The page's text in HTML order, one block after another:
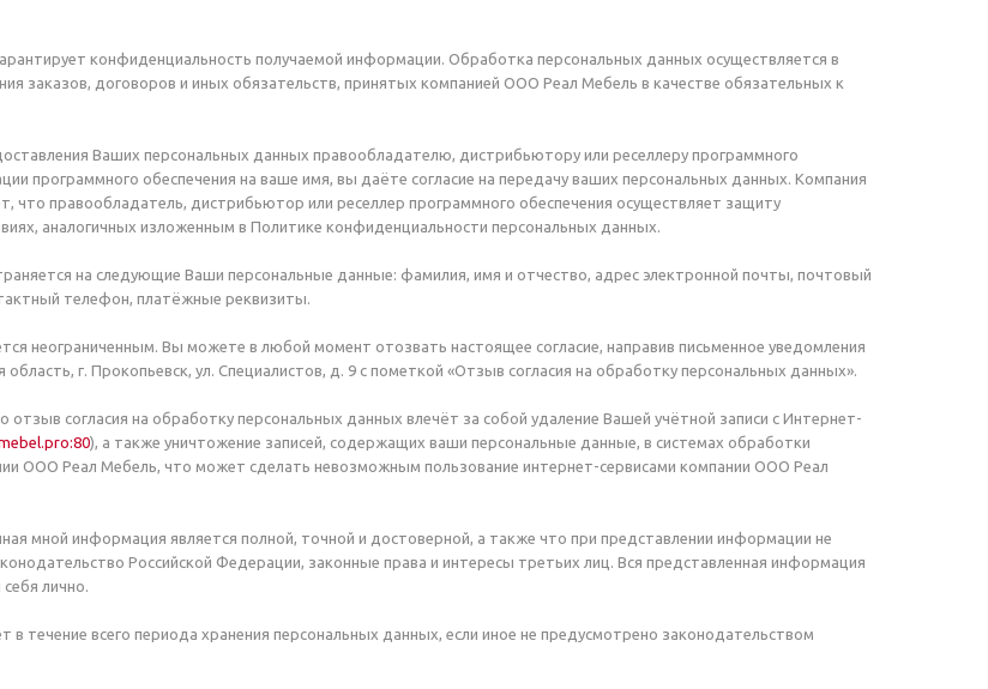
конфиденциальность получаемой информации. Обработка персональных данных осуществляется в
заказов, договоров и иных обязательств, принятых компанией ООО Реал Мебель в качестве обязательных к
Ваших персональных данных правообладателю, дистрибьютору или реселлеру программного
программного обеспечения на ваше имя, вы даёте согласие на передачу ваших персональных данных. Компания
что правообладатель, дистрибьютор или реселлер программного обеспечения осуществляет защиту
аналогичных изложенным в Политике конфиденциальности персональных данных.
на следующие Ваши персональные данные: фамилия, имя и отчество, адрес электронной почты, почтовый
телефон, платёжные реквизиты.
неограниченным. Вы можете в любой момент отозвать настоящее согласие, направив письменное уведомления
область, г. Прокопьевск, ул. Специалистов, д. 9 с пометкой «Отзыв согласия на обработку персональных данных».
согласия на обработку персональных данных влечёт за собой удаление Вашей учётной записи с Интернет-
), а также уничтожение записей, содержащих ваши персональные данные, в системах обработки
ООО Реал Мебель, что может сделать невозможным пользование интернет-сервисами компании ООО Реал
мной информация является полной, точной и достоверной, а также что при представлении информации не
Российской Федерации, законные права и интересы третьих лиц. Вся представленная информация
лично.
в течение всего периода хранения персональных данных, если иное не предусмотрено законодательством